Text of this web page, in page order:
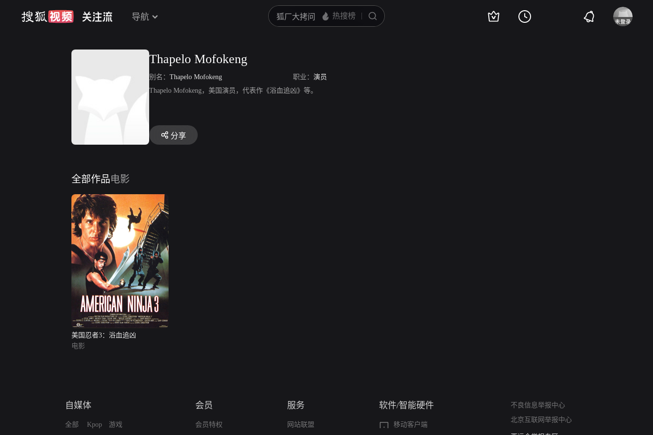
导航
Thapelo Mofokeng
别名： Thapelo Mofokeng 职业： 演员
Thapelo Mofokeng，美国演员，代表作《浴血追凶》等。
分享
全部作品电影
美国忍者3：浴血追凶
电影
自媒体
全部 Kpop 游戏
会员
会员特权
服务
网站联盟
软件/智能硬件
移动客户端
不良信息举报中心
北京互联网举报中心
算法推荐专项举报